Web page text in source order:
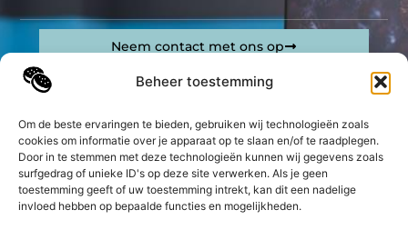
Beheer toestemming
Om de beste ervaringen te bieden, gebruiken wij technologieën zoals
cookies om informatie over je apparaat op te slaan en/of te raadplegen.
Door in te stemmen met deze technologieën kunnen wij gegevens zoals
surfgedrag of unieke ID's op deze site verwerken. Als je geen
toestemming geeft of uw toestemming intrekt, kan dit een nadelige
invloed hebben op bepaalde functies en mogelijkheden.
Sitelinks
De best gelezen stukken op een rij
Waarop letten bij machineverhuur met machinist voor
bodemsanering?
Neem contact met ons op